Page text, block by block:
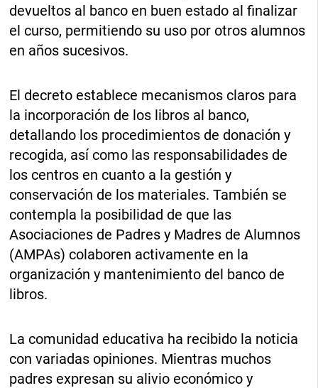
devueltos al banco en buen estado al finalizar
el curso, permitiendo su uso por otros alumnos
en años sucesivos.
El decreto establece mecanismos claros para
la incorporación de los libros al banco,
detallando los procedimientos de donación y
recogida, así como las responsabilidades de
los centros en cuanto a la gestión y
conservación de los materiales. También se
contempla la posibilidad de que las
Asociaciones de Padres y Madres de Alumnos
(AMPAs) colaboren activamente en la
organización y mantenimiento del banco de
libros.
La comunidad educativa ha recibido la noticia
con variadas opiniones. Mientras muchos
padres expresan su alivio económico y